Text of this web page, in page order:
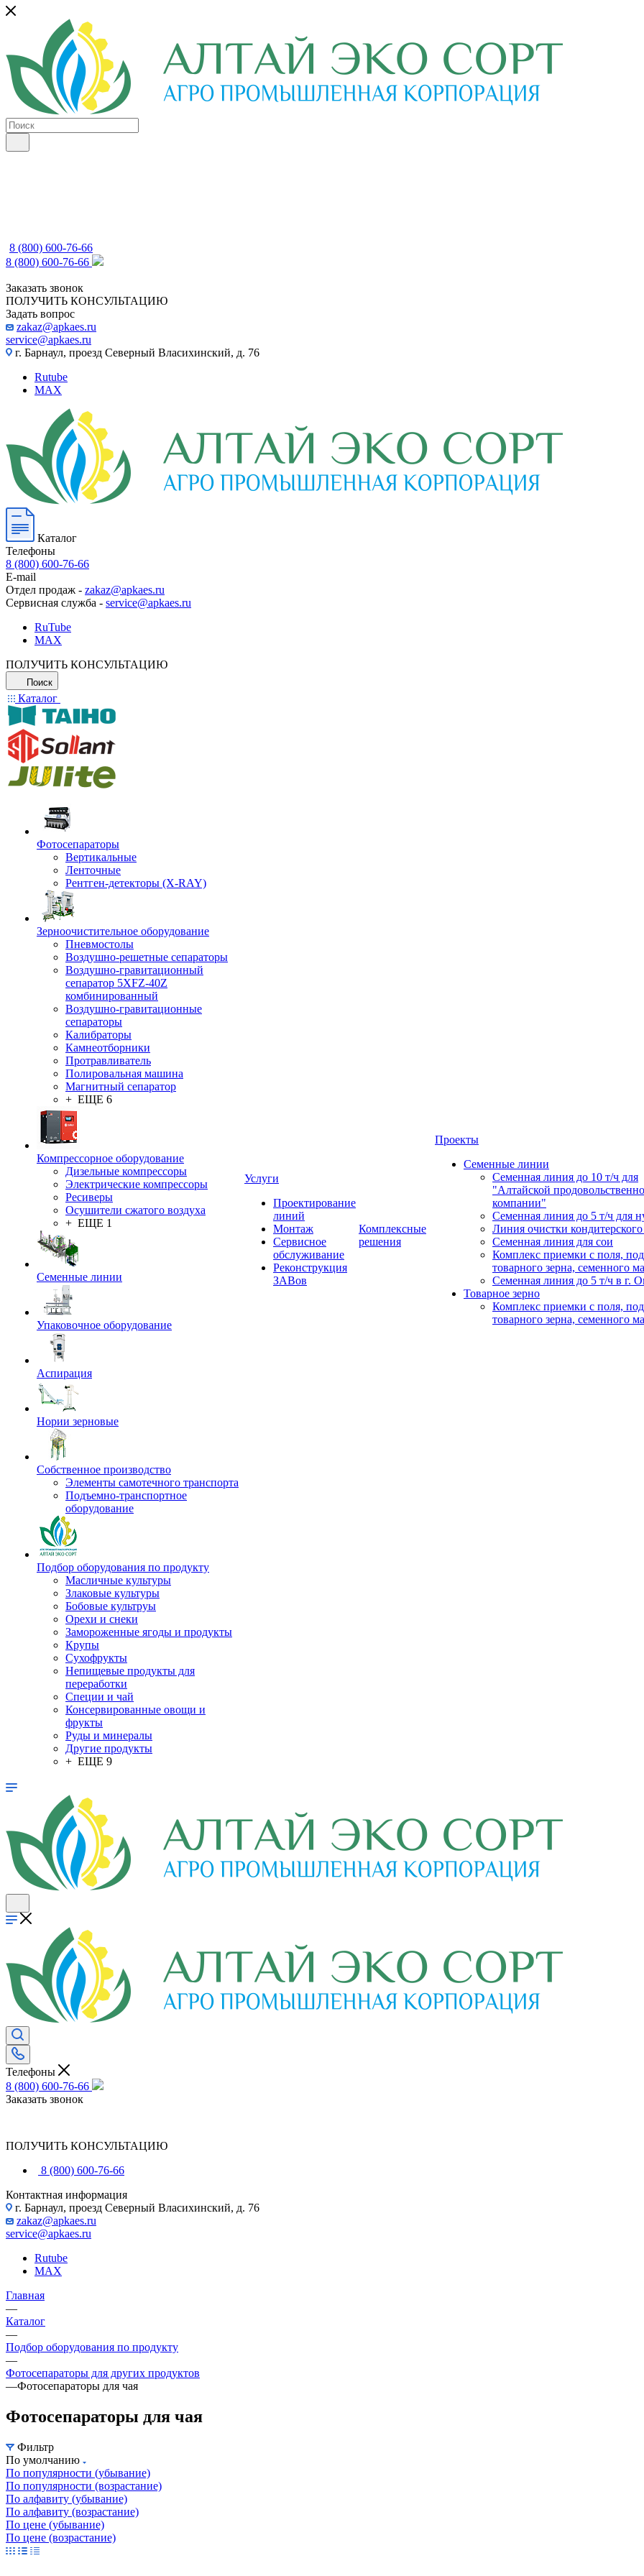
8 (800) 600-76-66
8 (800) 600-76-66
Заказать звонок
ПОЛУЧИТЬ КОНСУЛЬТАЦИЮ
Задать вопрос
zakaz@apkaes.ru
service@apkaes.ru
г. Барнаул, проезд Северный Власихинский, д. 76
Rutube
MAX
Каталог
Телефоны
8 (800) 600-76-66
E-mail
Отдел продаж - zakaz@apkaes.ru
Сервисная служба - service@apkaes.ru
RuTube
MAX
ПОЛУЧИТЬ КОНСУЛЬТАЦИЮ
Поиск
Каталог
Фотосепараторы
Вертикальные
Ленточные
Рентген-детекторы (X-RAY)
Зерноочистительное оборудование
Пневмостолы
Воздушно-решетные сепараторы
Воздушно-гравитационный
сепаратор 5XFZ-40Z
комбинированный
Воздушно-гравитационные
сепараторы
Калибраторы
Камнеотборники
Протравливатель
Полировальная машина
Магнитный сепаратор
+ ЕЩЕ 6
Компрессорное оборудование
Дизельные компрессоры
Электрические компрессоры
Ресиверы
Осушители сжатого воздуха
+ ЕЩЕ 1
Семенные линии
Упаковочное оборудование
Аспирация
Нории зерновые
Собственное производство
Элементы самотечного транспорта
Подъемно-транспортное
оборудование
Подбор оборудования по продукту
Масличные культуры
Злаковые культуры
Бобовые культруы
Орехи и снеки
Замороженные ягоды и продукты
Крупы
Сухофрукты
Непищевые продукты для
переработки
Специи и чай
Консервированные овощи и
фрукты
Руды и минералы
Другие продукты
+ ЕЩЕ 9
Услуги
Проектирование
линий
Монтаж
Сервисное
обслуживание
Реконструкция
ЗАВов
Комплексные
решения
Проекты
Семенные линии
Семенная линия до 10 т/ч для
"Алтайской
компании"
Семенная линия до 5 т/ч для
Линия очистки кондитерского
Семенная линия для сои
Комплекс приемки с поля,
товарного зерна, семенного
Семенная линия до 5 т/ч в г.
Товарное зерно
Комплекс приемки с поля,
товарного зерна, семенного
Телефоны
8 (800) 600-76-66
Заказать звонок
ПОЛУЧИТЬ КОНСУЛЬТАЦИЮ
8 (800) 600-76-66
Контактная информация
г. Барнаул, проезд Северный Власихинский, д. 76
zakaz@apkaes.ru
service@apkaes.ru
Rutube
MAX
Главная
—
Каталог
—
Подбор оборудования по продукту
—
Фотосепараторы для других продуктов
—Фотосепараторы для чая
Фотосепараторы для чая
Фильтр
По умолчанию
По популярности (убывание)
По популярности (возрастание)
По алфавиту (убывание)
По алфавиту (возрастание)
По цене (убывание)
По цене (возрастание)